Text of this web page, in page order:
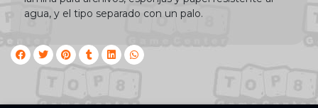
agua, y el tipo separado con un palo.